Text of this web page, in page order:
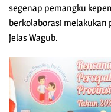
segenap pemangku
berkolaborasi
jelas Wagub.